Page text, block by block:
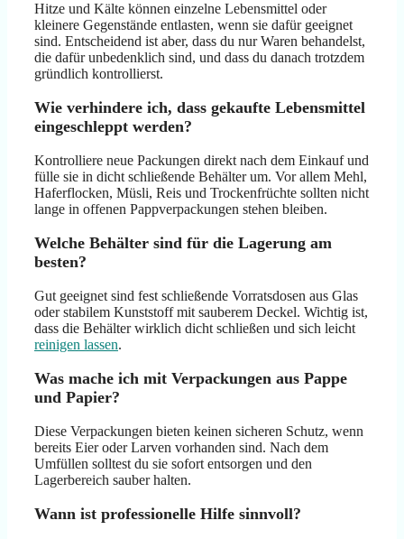
Hitze und Kälte können einzelne Lebensmittel oder
kleinere Gegenstände entlasten, wenn sie dafür geeignet
sind. Entscheidend ist aber, dass du nur Waren behandelst,
die dafür unbedenklich sind, und dass du danach trotzdem
gründlich kontrollierst.
Wie verhindere ich, dass gekaufte Lebensmittel
eingeschleppt werden?
Kontrolliere neue Packungen direkt nach dem Einkauf und
fülle sie in dicht schließende Behälter um. Vor allem Mehl,
Haferflocken, Müsli, Reis und Trockenfrüchte sollten nicht
lange in offenen Pappverpackungen stehen bleiben.
Welche Behälter sind für die Lagerung am
besten?
Gut geeignet sind fest schließende Vorratsdosen aus Glas
oder stabilem Kunststoff mit sauberem Deckel. Wichtig ist,
dass die Behälter wirklich dicht schließen und sich leicht
reinigen lassen.
Was mache ich mit Verpackungen aus Pappe
und Papier?
Diese Verpackungen bieten keinen sicheren Schutz, wenn
bereits Eier oder Larven vorhanden sind. Nach dem
Umfüllen solltest du sie sofort entsorgen und den
Lagerbereich sauber halten.
Wann ist professionelle Hilfe sinnvoll?